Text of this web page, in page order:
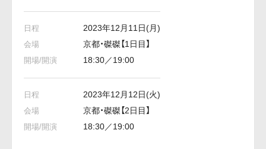
2023年12月11日(月)
京都・磔磔【1日目】
18:30／19:00
2023年12月12日(火)
京都・磔磔【2日目】
18:30／19:00